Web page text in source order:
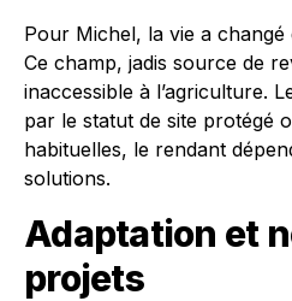
Pour Michel, la vie a
Ce champ, jadis source de
inaccessible à l’agriculture.
par le statut de site protégé
habituelles, le rendant
solutions.
Adaptation et
projets